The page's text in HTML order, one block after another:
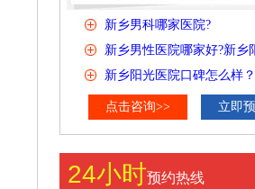
新乡男科哪家医院?
新乡男性医院哪家好?新乡
新乡阳光医院口碑怎么样？
点击咨询>> 立即
24小时预约热线